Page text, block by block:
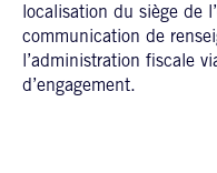
localisation du siège de
communication de
l’administration fiscale
d’engagement.